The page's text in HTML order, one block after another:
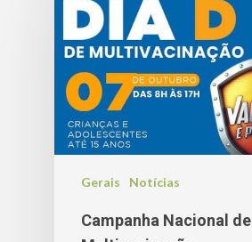
Gerais Notícias
Campanha Nacional de